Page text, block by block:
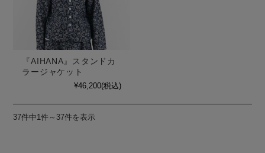
『AIHANA』スタンドカ
ラージャケット
¥46,200(税込)
37件中1件～37件を表示